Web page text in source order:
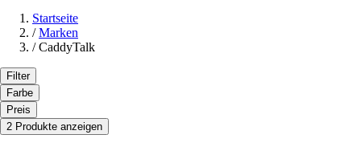
Startseite
/ Marken
/ CaddyTalk
Filter
Farbe
Preis
2 Produkte anzeigen